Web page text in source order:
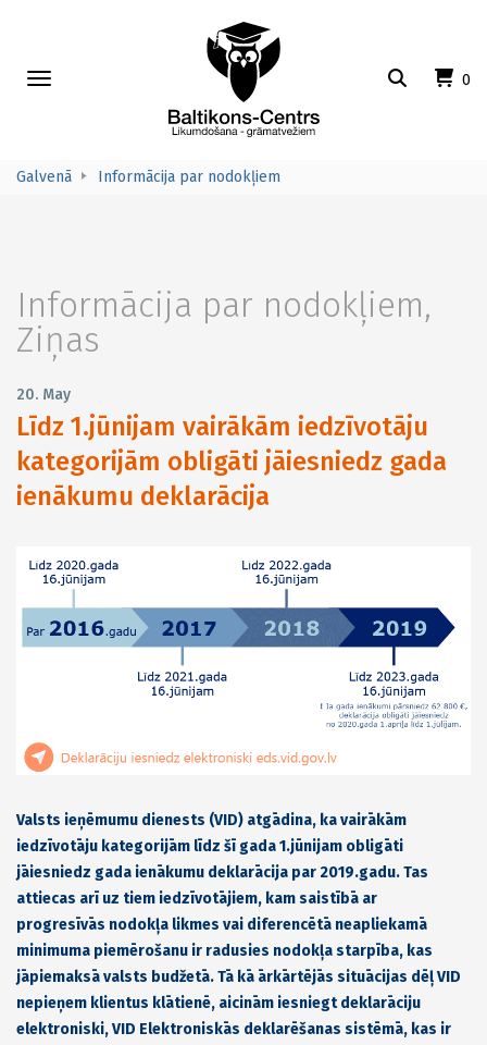
0
Toggle
Galvenā Informācija par nodokļiem
Informācija par nodokļiem,
Ziņas
20. May
Līdz 1.jūnijam vairākām iedzīvotāju
kategorijām obligāti jāiesniedz gada
ienākumu deklarācija
Valsts ieņēmumu dienests (VID) atgādina, ka vairākām
iedzīvotāju kategorijām līdz šī gada 1.jūnijam obligāti
jāiesniedz gada ienākumu deklarācija par 2019.gadu. Tas
attiecas arī uz tiem iedzīvotājiem, kam saistībā ar
progresīvās nodokļa likmes vai diferencētā neapliekamā
minimuma piemērošanu ir radusies nodokļa starpība, kas
jāpiemaksā valsts budžetā. Tā kā ārkārtējās situācijas dēļ VID
nepieņem klientus klātienē, aicinām iesniegt deklarāciju
elektroniski, VID Elektroniskās deklarēšanas sistēmā, kas ir